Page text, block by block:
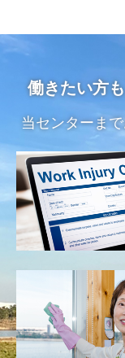
働きたい方
当センターま